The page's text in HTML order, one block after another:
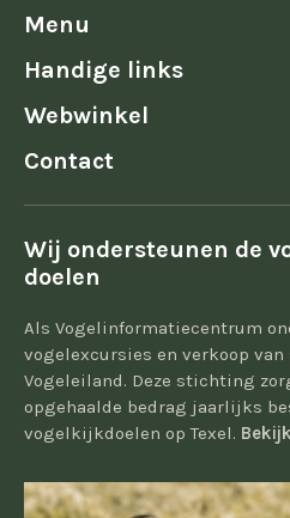
Menu
Handige links
Webwinkel
Contact
Wij ondersteunen de
doelen
Als Vogelinformatiecentrum
vogelexcursies en verkoop
Vogeleiland. Deze stichting
opgehaalde bedrag jaarlijks
vogelkijkdoelen op Texel.